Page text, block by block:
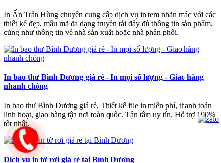
In Ấn Trần Hùng chuyên cung cấp dịch vụ in tem nhãn mác với các
thiết kế đẹp, mẫu mã đa dạng truyền tải đầy đủ thông tin sản phẩm,
cũng như thông tin về nhà sản xuất hoặc nhà phân phối.
In bao thư Bình Dương giá rẻ - In mọi số lượng - Giao hàng
nhanh chóng
In bao thư Bình Dương giá rẻ, Thiết kế file in miễn phí, thanh toán
linh hoạt, giao hàng tận nơi toàn quốc. Tận tâm uy tín. Hỗ trợ 100%
tốt nhất.
Dịch vụ in tờ rơi giá rẻ tại Bình Dương